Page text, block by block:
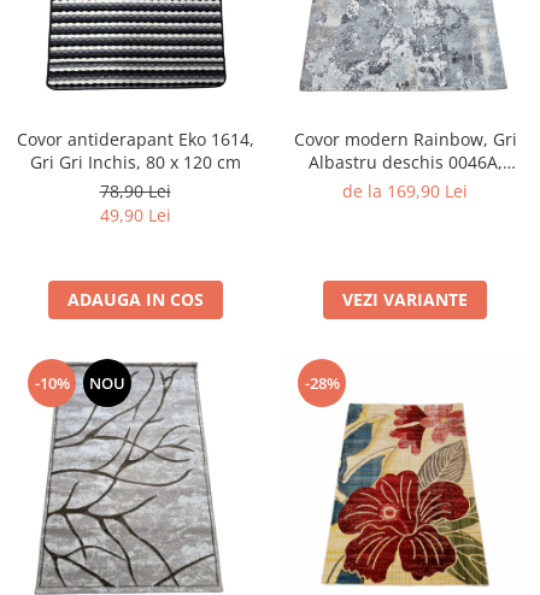
Covor antiderapant Eko 1614,
Gri Gri Inchis, 80 x 120 cm
78,90 Lei
49,90 Lei
ADAUGA IN COS
Covor modern Rainbow, Gri
Albastru deschis 0046A,
Living, Dormitor, Hol, 160 x
de la 169,90 Lei
VEZI VARIANTE
-10% NOU -28%